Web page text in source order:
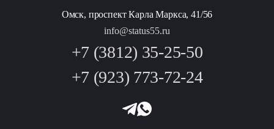
Омск, проспект Карла Маркса, 41/56
info@status55.ru
+7 (3812) 35-25-50
+7 (923) 773-72-24